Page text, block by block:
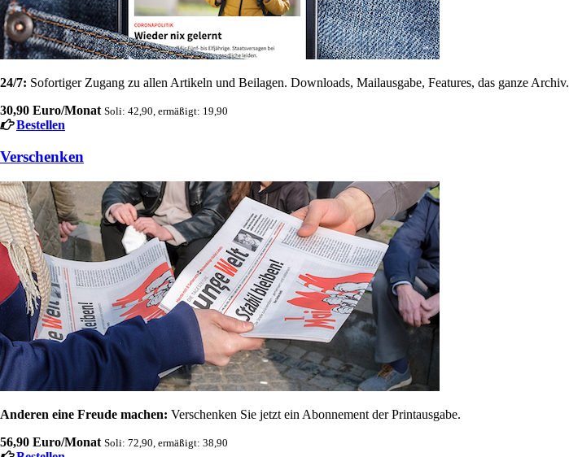
24/7: Sofortiger Zugang zu allen Artikeln und Beilagen. Downloads, Mailausgabe, Features, das ganze Archiv.
30,90 Euro/Monat Soli: 42,90, ermäßigt: 19,90
Bestellen
Verschenken
Anderen eine Freude machen: Verschenken Sie jetzt ein Abonnement der Printausgabe.
56,90 Euro/Monat Soli: 72,90, ermäßigt: 38,90